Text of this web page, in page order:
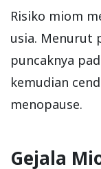
Risiko miom
usia. Menurut
puncaknya
kemudian
menopause.
Gejala